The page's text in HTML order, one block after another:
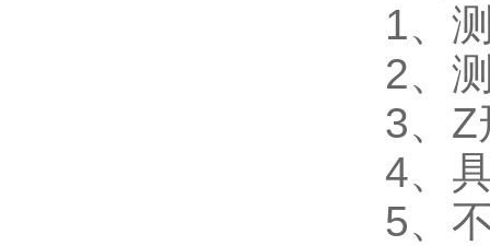
1、
2、
3、 Z
4、
5、